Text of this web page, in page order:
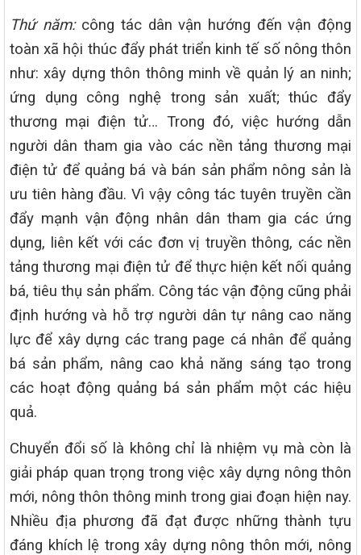
Thứ năm:công tác dân vận hướng đến vận động
toàn xã hội thúc đẩy phát triển kinh tế số nông thôn
như: xây dựng thôn thông minh về quản lý an ninh;
ứng dụng công nghệ trong sản xuất; thúc đẩy
thương mại điện tử… Trong đó, việc hướng dẫn
người dân tham gia vào các nền tảng thương mại
điện tử để quảng bá và bán sản phẩm nông sản là
ưu tiên hàng đầu. Vì vậy công tác tuyên truyền cần
đẩy mạnh vận động nhân dân tham gia các ứng
dụng, liên kết với các đơn vị truyền thông, các nền
tảng thương mại điện tử để thực hiện kết nối quảng
bá, tiêu thụ sản phẩm. Công tác vận động cũng phải
định hướng và hỗ trợ người dân tự nâng cao năng
lực để xây dựng các trang page cá nhân để quảng
bá sản phẩm, nâng cao khả năng sáng tạo trong
các hoạt động quảng bá sản phẩm một các hiệu
quả.
Chuyển đổi số là không chỉ là nhiệm vụ mà còn là
giải pháp quan trọng trong việc xây dựng nông thôn
mới, nông thôn thông minh trong giai đoạn hiện nay.
Nhiều địa phương đã đạt được những thành tựu
đáng khích lệ trong xây dựng nông thôn mới, nông